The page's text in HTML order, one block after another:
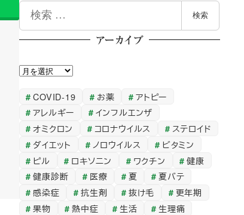
検
索
検索
アーカイブ
ア
カ
イ
ブ
COVID-19 お薬
アトピー
アレルギー
インフルエンザ
オミクロン
コロナウイルス
ステロイド
ダイエット
ノロウイルス
ビタミン
ピル
ロキソニン ワクチン
健康
健康診断
医療 夏
夏バテ
感染症
抗生剤 抜け毛
更年期
果物
熱中症 生活
生理痛